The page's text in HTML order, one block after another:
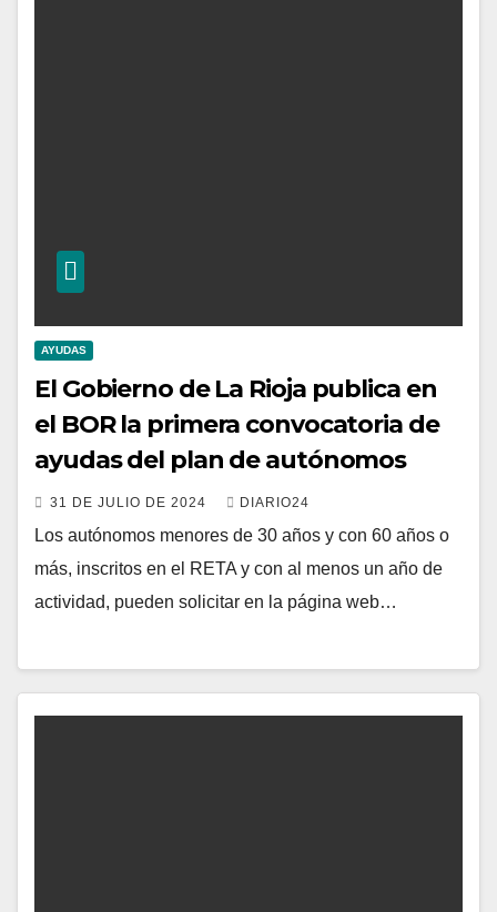
AYUDAS
El Gobierno de La Rioja publica en
el BOR la primera convocatoria de
ayudas del plan de autónomos
31 DE JULIO DE 2024 DIARIO24
Los autónomos menores de 30 años y con 60 años o
más, inscritos en el RETA y con al menos un año de
actividad, pueden solicitar en la página web…